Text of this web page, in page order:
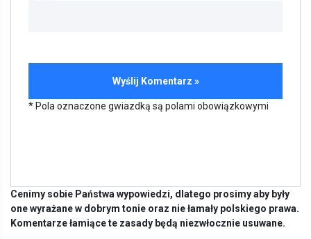
* Pola oznaczone gwiazdką są polami obowiązkowymi
Cenimy sobie Państwa wypowiedzi, dlatego prosimy aby były
one wyrażane w dobrym tonie oraz nie łamały polskiego prawa.
Komentarze łamiące te zasady będą niezwłocznie usuwane.